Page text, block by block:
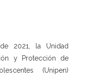
2021, la Unidad
y Protección de
(Unipen)